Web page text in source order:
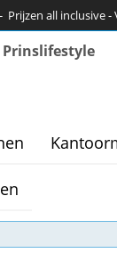
all inclusive -
Prinslifestyle